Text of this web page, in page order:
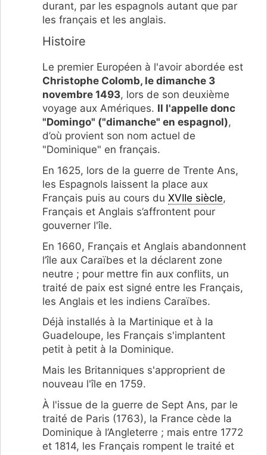
durant, par les espagnols autant que par
les français et les anglais.
Histoire
Le premier Européen à l'avoir abordée est
Christophe Colomb, le dimanche 3
novembre 1493, lors de son deuxième
voyage aux Amériques. Il l'appelle donc
"Domingo" ("dimanche" en espagnol),
d’où provient son nom actuel de
"Dominique" en français.
En 1625, lors de la guerre de Trente Ans,
les Espagnols laissent la place aux
Français puis au cours du XVIIe siècle,
Français et Anglais s’affrontent pour
gouverner l'île.
En 1660, Français et Anglais abandonnent
l’île aux Caraïbes et la déclarent zone
neutre ; pour mettre fin aux conflits, un
traité de paix est signé entre les Français,
les Anglais et les indiens Caraïbes.
Déjà installés à la Martinique et à la
Guadeloupe, les Français s'implantent
petit à petit à la Dominique.
Mais les Britanniques s'approprient de
nouveau l'île en 1759.
À l'issue de la guerre de Sept Ans, par le
traité de Paris (1763), la France cède la
Dominique à l’Angleterre ; mais entre 1772
et 1814, les Français rompent le traité et